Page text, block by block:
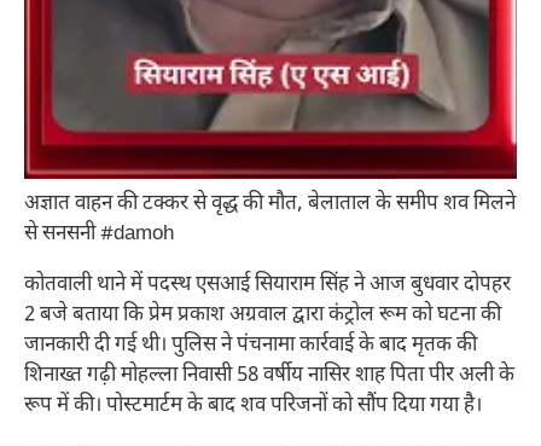
अज्ञात वाहन की टक्कर से वृद्ध की मौत, बेलाताल के समीप शव मिलने
से सनसनी #damoh
कोतवाली थाने में पदस्थ एसआई सियाराम सिंह ने आज बुधवार दोपहर
2 बजे बताया कि प्रेम प्रकाश अग्रवाल द्वारा कंट्रोल रूम को घटना की
जानकारी दी गई थी। पुलिस ने पंचनामा कार्रवाई के बाद मृतक की
शिनाख्त गढ़ी मोहल्ला निवासी 58 वर्षीय नासिर शाह पिता पीर अली के
रूप में की। पोस्टमार्टम के बाद शव परिजनों को सौंप दिया गया है।